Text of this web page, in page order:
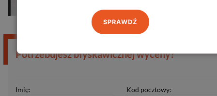
Potrzebujesz błyskawicznej wyceny?
Imię: Kod pocztowy:
SPRAWDŹ